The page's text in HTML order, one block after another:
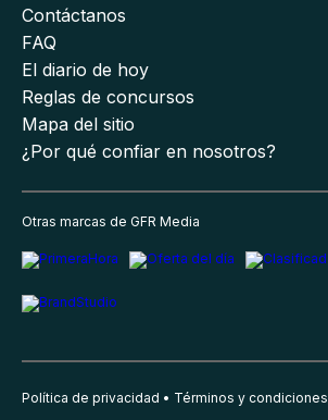
Contáctanos
FAQ
El diario de hoy
Reglas de concursos
Mapa del sitio
¿Por qué confiar en nosotros?
Otras marcas de GFR Media
Política de privacidad Términos y condiciones